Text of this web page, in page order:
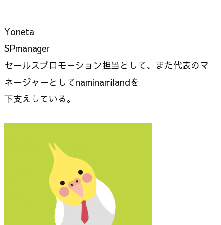
Yoneta
SPmanager
セールスプロモーション担当として、また代表のマ
ネージャーとしてnaminamilandを
下支えしている。